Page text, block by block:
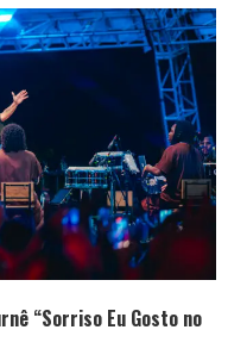
Cidade Junina se consolida como vitrine estratégica para grandes marcas e se despede com Xand Avião e Mari Fernandez
“Sorriso Eu Gosto no